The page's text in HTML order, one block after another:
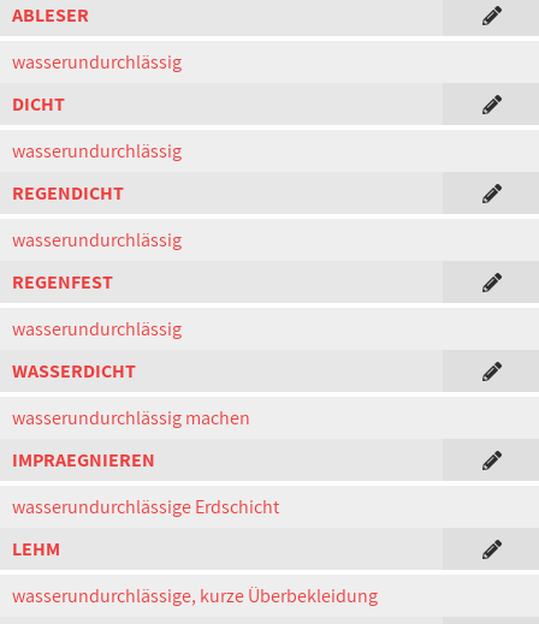
ABLESER
wasserundurchlässig
DICHT
wasserundurchlässig
REGENDICHT
wasserundurchlässig
REGENFEST
wasserundurchlässig
WASSERDICHT
wasserundurchlässig machen
IMPRAEGNIEREN
wasserundurchlässige Erdschicht
LEHM
wasserundurchlässige, kurze Überbekleidung